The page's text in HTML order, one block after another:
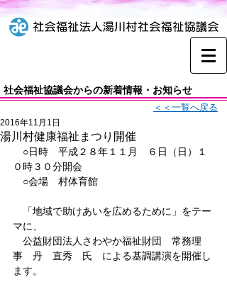
社会福祉協議会からの新着情報・お知らせ
＜＜一覧へ戻る
湯川村健康福祉まつり開催
2016年11月1日
○日時　平成２８年１１月　６日（日）１
０時３０分開会
○会場　村体育館
「地域で助けあいを広めるために」をテー
マに、
公益財団法人さわやか福祉財団　常務理
事　丹　直秀　氏　による基調講演を開催し
ます。